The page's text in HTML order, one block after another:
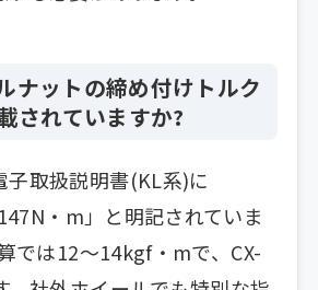
ナットの締め付けトルク
されていますか?
子取扱説明書(KL系)に
・m」と明記されていま
では12〜14kgf・mで、CX-